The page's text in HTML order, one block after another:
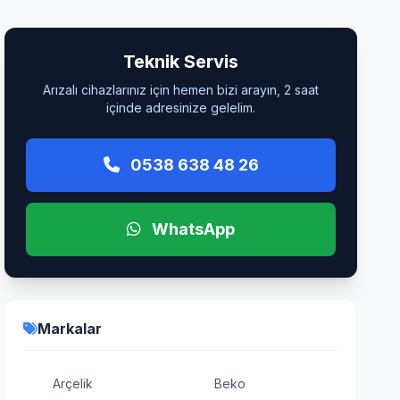
Teknik Servis
Arızalı cihazlarınız için hemen bizi arayın, 2 saat
içinde adresinize gelelim.
0538 638 48 26
WhatsApp
Markalar
Arçelik Beko